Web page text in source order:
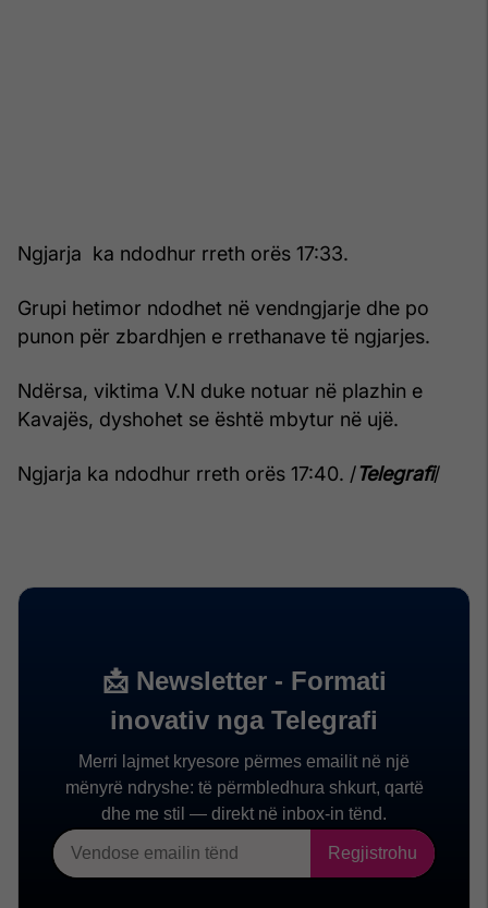
Ngjarja ka ndodhur rreth orës 17:33.
Grupi hetimor ndodhet në vendngjarje dhe po
punon për zbardhjen e rrethanave të ngjarjes.
Ndërsa, viktima V.N duke notuar në plazhin e
Kavajës, dyshohet se është mbytur në ujë.
Ngjarja ka ndodhur rreth orës 17:40. /Telegrafi/